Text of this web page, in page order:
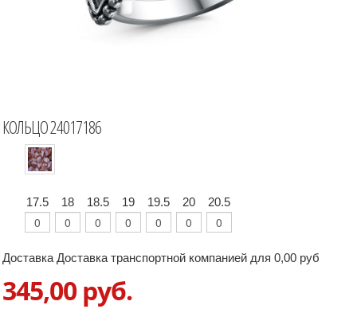
КОЛЬЦО 24017186
17.5 18 18.5 19 19.5 20 20.5
Доставка Доставка транспортной компанией для 0,00 руб
345,00 руб.